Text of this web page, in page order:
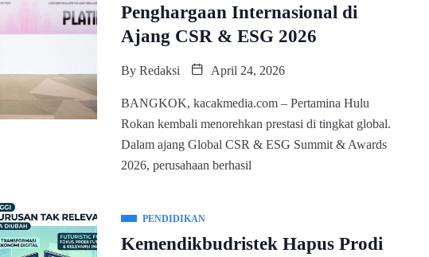
Penghargaan Internasional di
Ajang CSR & ESG 2026
By Redaksi April 24, 2026
BANGKOK, kacakmedia.com – Pertamina Hulu
Rokan kembali menorehkan prestasi di tingkat global.
Dalam ajang Global CSR & ESG Summit & Awards
2026, perusahaan berhasil
PENDIDIKAN
Kemendikbudristek Hapus Prodi